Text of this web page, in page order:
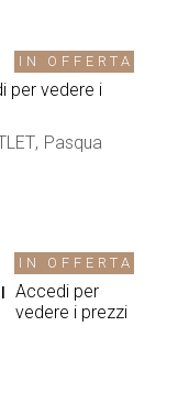
IN OFFERTA
per vedere i
Pasqua
IN OFFERTA
Accedi per
vedere i prezzi